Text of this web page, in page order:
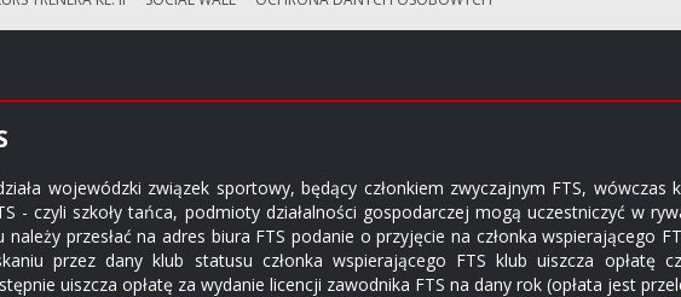
wojewódzki związek sportowy, będący członkiem zwyczajnym FTS, wówczas
- czyli szkoły tańca, podmioty działalności gospodarczej mogą uczestniczyć w
należy przesłać na adres biura FTS podanie o przyjęcie na członka wspierającego
przez dany klub statusu członka wspierającego FTS klub uiszcza opłatę
uiszcza opłatę za wydanie licencji zawodnika FTS na dany rok (opłata jest